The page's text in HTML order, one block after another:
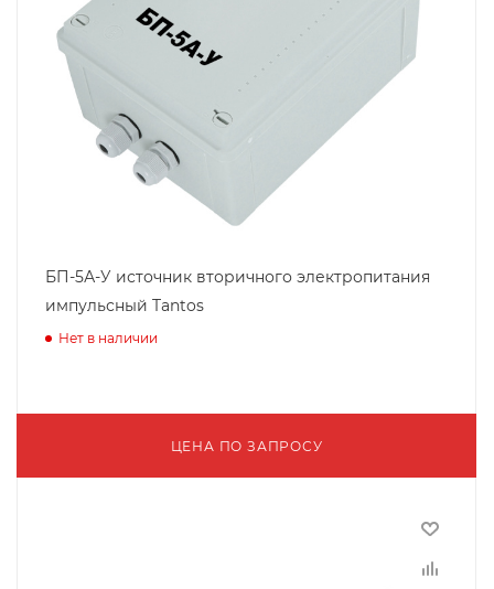
БП-5А-У источник вторичного электропитания
импульсный Tantos
Нет в наличии
ЦЕНА ПО ЗАПРОСУ